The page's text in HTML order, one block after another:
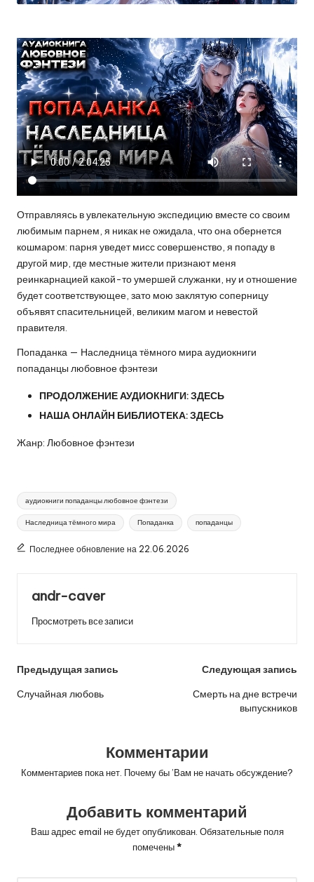
Отправляясь в увлекательную экспедицию вместе со своим
любимым парнем, я никак не ожидала, что она обернется
кошмаром: парня уведет мисс совершенство, я попаду в
другой мир, где местные жители признают меня
реинкарнацией какой-то умершей служанки, ну и отношение
будет соответствующее, зато мою заклятую соперницу
объявят спасительницей, великим магом и невестой
правителя.
Попаданка — Наследница тёмного мира аудиокниги
попаданцы любовное фэнтези
ПРОДОЛЖЕНИЕ АУДИОКНИГИ:ЗДЕСЬ
НАША ОНЛАЙН БИБЛИОТЕКА:ЗДЕСЬ
Жанр: Любовное фэнтези
Метки:
аудиокниги попаданцы любовное фэнтези
Наследница тёмного мира Попаданка попаданцы
Последнее обновление на 22.06.2026
andr-caver
Просмотреть все записи
Навигация
по
Предыдущая запись
Случайная любовь
Следующая запись
Смерть на дне встречи
выпускников
Комментарии
Комментариев пока нет. Почему бы ’Вам не начать обсуждение?
Добавить комментарий
Ваш адрес email не будет опубликован. Обязательные поля
помечены*